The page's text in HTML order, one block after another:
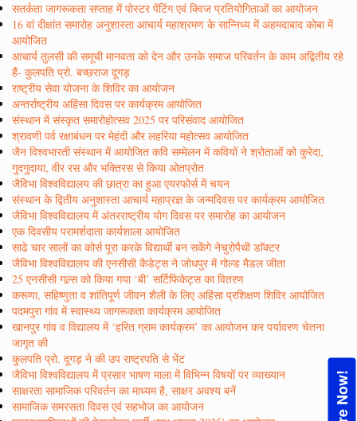
सतर्कता जागरूकता सप्ताह में पोस्टर पेंटिंग एवं क्विज प्रतियोगिताओं का आयोजन
16 वां दीक्षांत समारोह अनुशास्ता आचार्य महाश्रमण के सान्निध्य में अहमदाबाद कोबा में
आयोजित
आचार्य तुलसी की समूची मानवता को देन और उनके समाज परिवर्तन के काम अद्वितीय रहे
हैं- कुलपति प्रो. बच्छराज दूगड़
राष्ट्रीय सेवा योजना के शिविर का आयोजन
अन्तर्राष्ट्रीय अहिंसा दिवस पर कार्यक्रम आयोजित
संस्थान में संस्कृत समारोहोत्सव 2025 पर परिसंवाद आयोजित
श्रावणी पर्व रक्षाबंधन पर मेहंदी और लहरिया महोत्सव आयोजित
जैन विश्वभारती संस्थान में आयोजित कवि सम्मेलन में कवियों ने श्रोताओं को कुरेदा,
गुदगुदाया, वीर रस और भक्तिरस से किया ओतप्रोत
जैविभा विश्वविद्यालय की छात्रा का हुआ एयरफोर्स में चयन
संस्थान के द्वितीय अनुशास्ता आचार्य महाप्रज्ञ के जन्मदिवस पर कार्यक्रम आयोजित
जैविभा विश्वविद्यालय में अंतरराष्ट्रीय योग दिवस पर समारोह का आयोजन
एक दिवसीय परामर्शदाता कार्यशाला आयोजित
साढे चार सालों का कोर्स पूरा करके विद्यार्थी बन सकेंगे नेचुरोपैथी डाॅक्टर
जैविभा विश्वविद्यालय की एनसीसी कैडेट्स ने जोधपुर में गोल्ड मैडल जीता
25 एनसीसी गल्र्स को किया गया ‘बी’ सर्टिफिकेट्स का वितरण
करूणा, सहिष्णुता व शांतिपूर्ण जीवन शैली के लिए अहिंसा प्रशिक्षण शिविर आयोजित
पदमपुरा गांव में स्वास्थ्य जागरूकता कार्यक्रम आयोजित
खानपुर गांव व विद्यालय में ‘हरित ग्राम कार्यक्रम’ का आयोजन कर पर्यावरण चेतना
जागृत की
कुलपति प्रो. दूगड़ ने की उप राष्ट्रपति से भेंट
जैविभा विश्वविद्यालय में प्रसार भाषण माला में विभिन्न विषयों पर व्याख्यान
साक्षरता सामाजिक परिवर्तन का माध्यम है, साक्षर अवश्य बनें
सामाजिक समरसता दिवस एवं सहभोज का आयोजन